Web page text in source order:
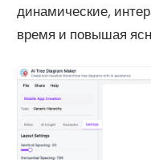
динамические,
время и повышая